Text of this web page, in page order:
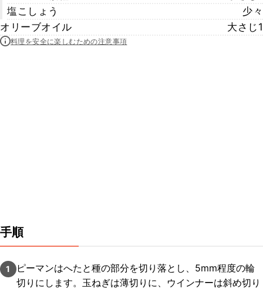
塩こしょう
少々
オリーブオイル
大さじ1
料理を安全に楽しむための注意事項
手順
1
ピーマンはへたと種の部分を切り落とし、5mm程度の輪
切りにします。玉ねぎは薄切りに、ウインナーは斜め切り